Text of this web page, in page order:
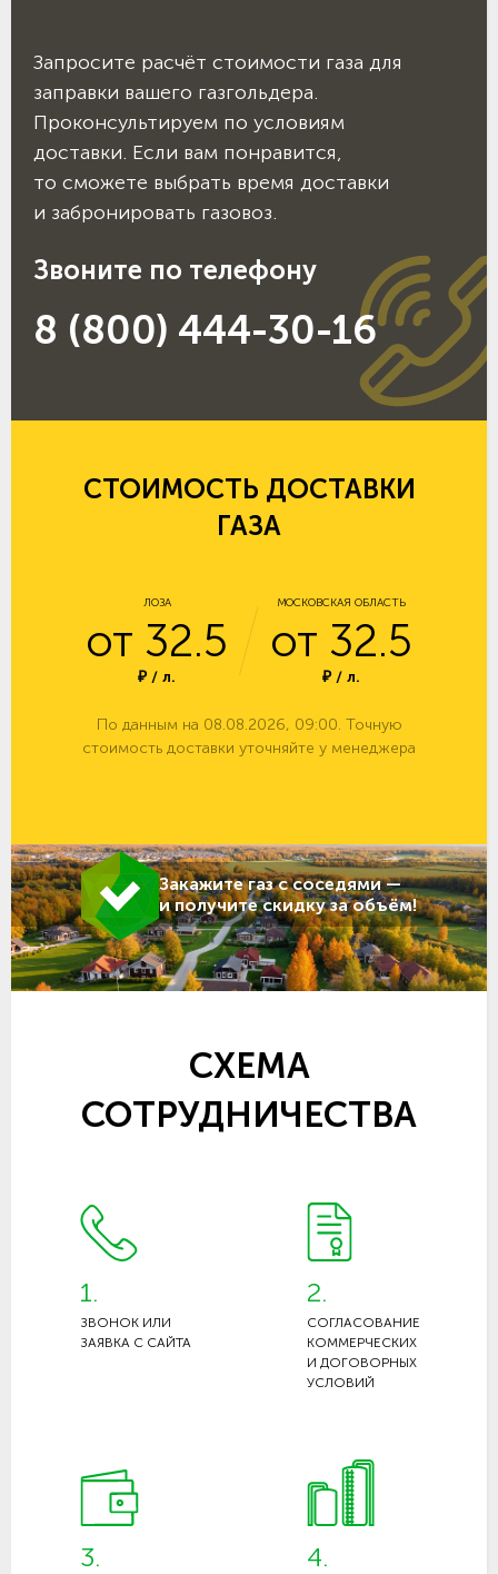
Запросите расчёт стоимости газа для
заправки вашего газгольдера.
Проконсультируем по условиям
доставки. Если вам понравится,
то сможете выбрать время доставки
и забронировать газовоз.
Звоните по телефону
8 (800) 444-30-16
СТОИМОСТЬ ДОСТАВКИ
ГАЗА
ЛОЗА
от 32.5
₽ / л.
МОСКОВСКАЯ ОБЛАСТЬ
от 32.5
₽ / л.
По данным на 08.08.2026, 09:00. Точную
стоимость доставки уточняйте у менеджера
Закажите газ с соседями —
и получите скидку за объём!
СХЕМА
СОТРУДНИЧЕСТВА
1.
ЗВОНОК ИЛИ
ЗАЯВКА С САЙТА
2.
СОГЛАСОВАНИЕ
КОММЕРЧЕСКИХ
И ДОГОВОРНЫХ
УСЛОВИЙ
3. 4.